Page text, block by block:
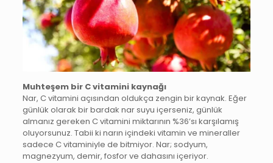
Muhteşem bir C vitamini kaynağı
Nar, C vitamini açısından oldukça zengin bir kaynak. Eğer
günlük olarak bir bardak nar suyu içerseniz, günlük
almanız gereken C vitamini miktarının %36’sı karşılamış
oluyorsunuz. Tabii ki narın içindeki vitamin ve mineraller
sadece C vitaminiyle de bitmiyor. Nar; sodyum,
magnezyum, demir, fosfor ve dahasını içeriyor.